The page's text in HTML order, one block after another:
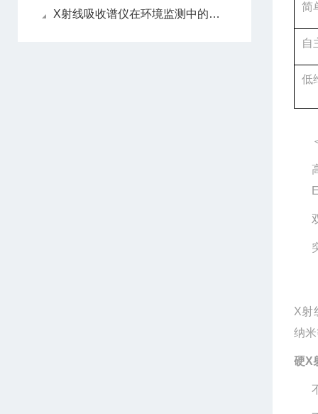
X射线吸收谱仪在环境监测中的应用与挑战
简
自
低
X射
纳
硬X